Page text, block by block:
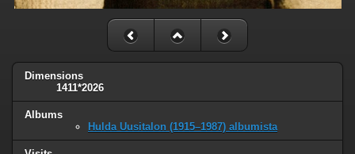
Dimensions
1411*2026
Albums
Hulda Uusitalon (1915–1987) albumista